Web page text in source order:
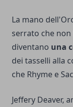
La mano
serrato che non
diventano una
dei tasselli alla
che Rhyme e
Jeffery Deaver,